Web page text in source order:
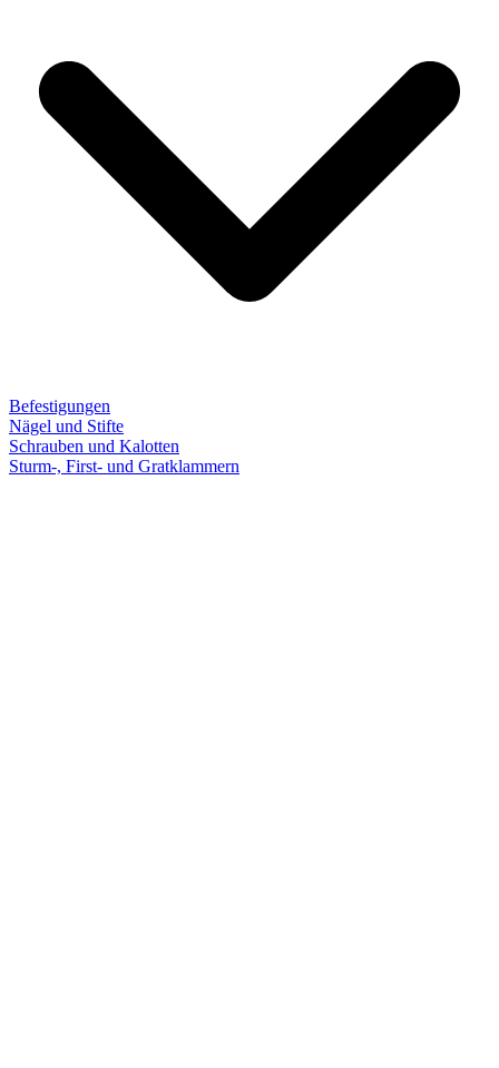
Befestigungen
Nägel und Stifte
Schrauben und Kalotten
Sturm-, First- und Gratklammern